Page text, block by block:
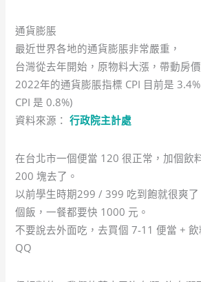
通貨膨脹
最近世界各地的通貨膨脹非常嚴重，
台灣從去年開始，原物料大漲，帶動房
2022年的通貨膨脹指標 CPI 目前是
CPI 是 0.8%)
資料來源：行政院主計處
在台北市一個便當 120 很正常，加個飲
200 塊去了。
以前學生時期299 / 399 吃到飽就很爽
個飯，一餐都要快 1000 元。
不要說去外面吃，去買個 7-11 便當 +
QQ